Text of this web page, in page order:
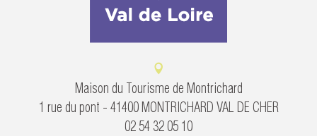
Maison du Tourisme de Montrichard
1 rue du pont - 41400 MONTRICHARD VAL DE CHER
02 54 32 05 10